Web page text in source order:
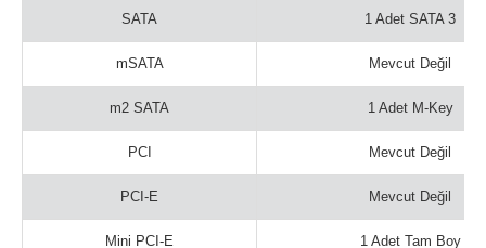
SATA 1 Adet SATA 3
mSATA Mevcut Değil
m2 SATA 1 Adet M-Key
PCI Mevcut Değil
PCI-E Mevcut Değil
Mini PCI-E 1 Adet Tam Boy